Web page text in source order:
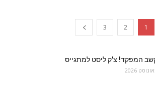
1
2
3
המפקד! צ'ק ליסט למתגייס